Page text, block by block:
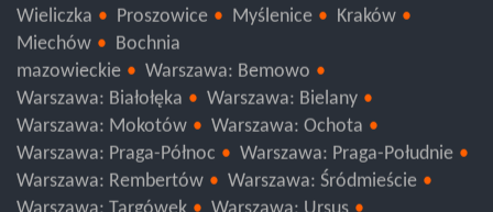
Chrzanów
Nowy Sącz Limanowa
Gorlice
Wieliczka
Proszowice
Miechów
Bochnia
mazowieckie
Warszawa: Bemowo
Warszawa: Białołęka
Warszawa: Bielany
Warszawa: Mokotów
Warszawa: Ochota
Warszawa: Praga-Północ
Warszawa: Praga-Południe
Warszawa: Rembertów
Warszawa: Śródmieście